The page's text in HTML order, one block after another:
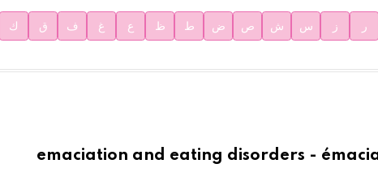
ر ز س ش ص ض ط ظ ع غ ف ق ك
emaciation and eating disorders -